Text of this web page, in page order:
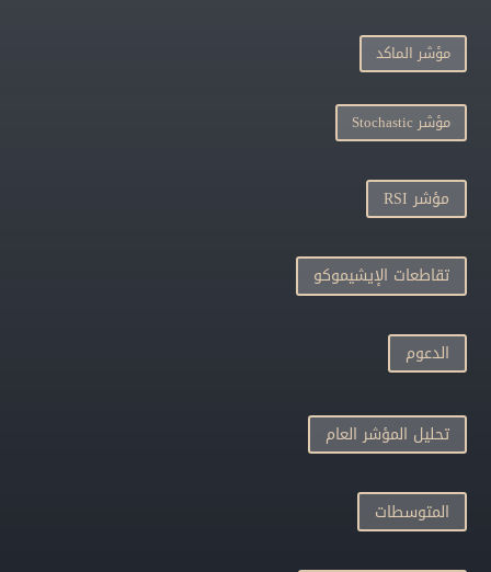
مؤشر الماكد
مؤشر Stochastic
مؤشر RSI
تقاطعات الإيشيموكو
الدعوم
تحليل المؤشر العام
المتوسطات